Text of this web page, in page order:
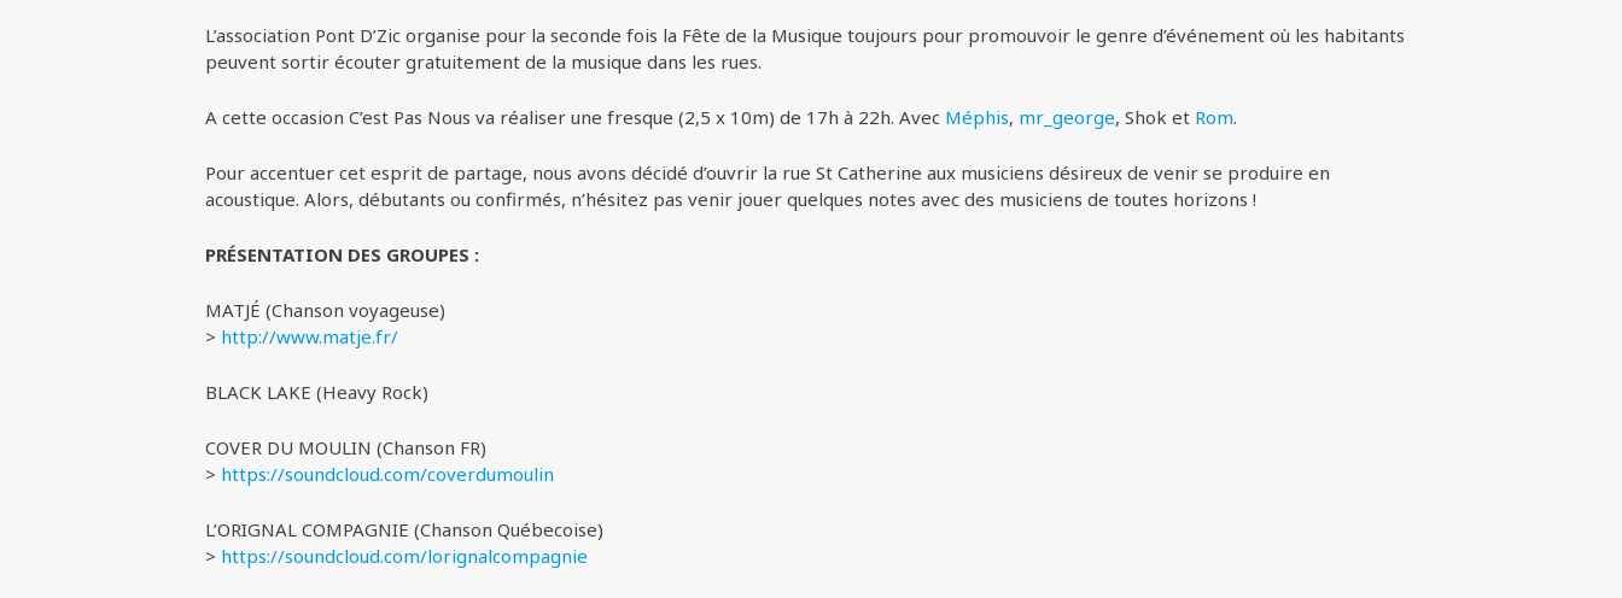
L’association Pont D’Zic organise pour la seconde fois la Fête de la Musique toujours pour promouvoir le genre d’événement où les habitants
peuvent sortir écouter gratuitement de la musique dans les rues.
A cette occasion C’est Pas Nous va réaliser une fresque (2,5 x 10m) de 17h à 22h. Avec Méphis, mr_george, Shok et Rom.
Pour accentuer cet esprit de partage, nous avons décidé d’ouvrir la rue St Catherine aux musiciens désireux de venir se produire en
acoustique. Alors, débutants ou confirmés, n’hésitez pas venir jouer quelques notes avec des musiciens de toutes horizons !
PRÉSENTATION DES GROUPES :
MATJÉ (Chanson voyageuse)
> http://www.matje.fr/
BLACK LAKE (Heavy Rock)
COVER DU MOULIN (Chanson FR)
> https://soundcloud.com/coverdumoulin
L’ORIGNAL COMPAGNIE (Chanson Québecoise)
> https://soundcloud.com/lorignalcompagnie